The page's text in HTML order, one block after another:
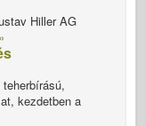
Hiller AG
kezdetben a